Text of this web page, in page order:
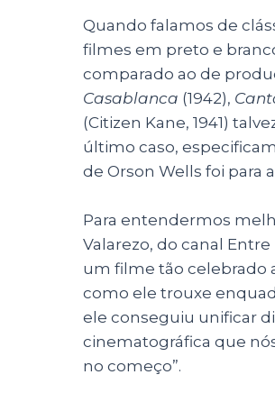
Quando falamos de
filmes em preto e
comparado ao de
Casablanca (1942),
(Citizen Kane, 1941)
último caso,
de Orson Wells foi para
Para entendermos
Valarezo, do canal
um filme tão celebrado
como ele trouxe
ele conseguiu unificar
cinematográfica que
no começo”.